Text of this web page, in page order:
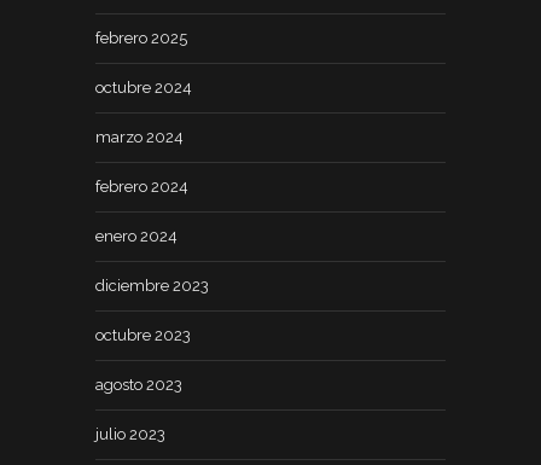
febrero 2025
octubre 2024
marzo 2024
febrero 2024
enero 2024
diciembre 2023
octubre 2023
agosto 2023
julio 2023